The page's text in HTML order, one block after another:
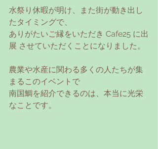
水祭り休暇が明け、また街が動き出し
たタイミングで、
ありがたいご縁をいただき Cafe25 に出
展 させていただくことになりました。
農業や水産に関わる多くの人たちが集
まるこのイベントで
南国鯛を紹介できるのは、本当に光栄
なことです。